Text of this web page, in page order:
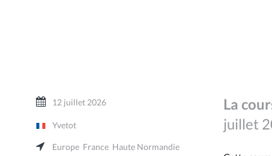
12 juillet 2026
Yvetot
Europe France Haute Normandie
La
juillet